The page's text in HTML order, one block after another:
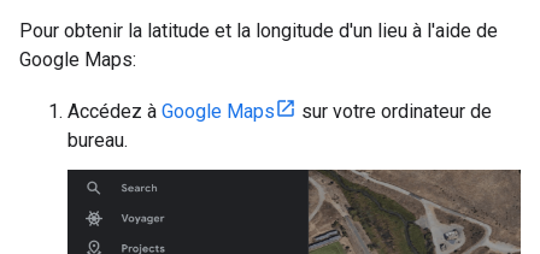
Pour obtenir la latitude et la longitude d'un lieu à l'aide de
Google Maps:
Accédez à Google Maps
sur votre ordinateur de
bureau.